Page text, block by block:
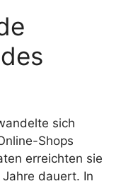
sich
Shops
erreichten sie
dauert. In